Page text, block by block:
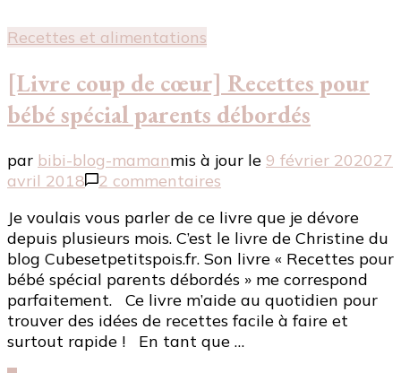
Recettes et alimentations
[Livre coup de cœur] Recettes pour
bébé spécial parents débordés
par bibi-blog-mamanmis à jour le 9 février 202027
avril 2018
2 commentaires
coup
de
cœur]
Recettes
pour
bébé
spécial
Je voulais vous parler de ce livre que je dévore
depuis plusieurs mois. C’est le livre de Christine du
blog Cubesetpetitspois.fr. Son livre « Recettes pour
bébé spécial parents débordés » me correspond
parfaitement. Ce livre m’aide au quotidien pour
trouver des idées de recettes facile à faire et
surtout rapide ! En tant que …